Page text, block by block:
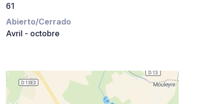
61
Abierto/Cerrado
Avril - octobre